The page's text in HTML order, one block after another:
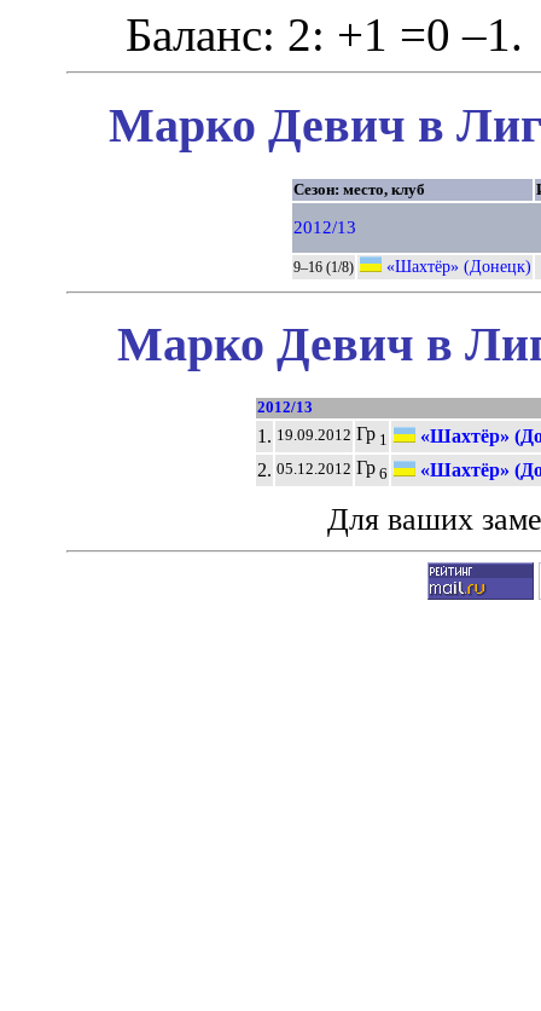
Баланс: 2: +1 =0 –1.
Марко Девич в
Сезон: место, клуб
2012/13
9–16 (1/8) «Шахтёр» (Донецк)
Марко Девич в
2012/13
1. 19.09.2012 Гр 1
«Шахтёр»
2. 05.12.2012 Гр 6 «Шахтёр»
Для ваших